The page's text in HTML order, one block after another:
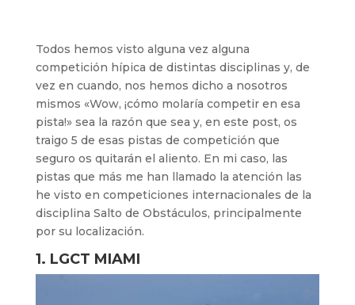
Todos hemos visto alguna vez alguna
competición hípica de distintas disciplinas y, de
vez en cuando, nos hemos dicho a nosotros
mismos «Wow, ¡cómo molaría competir en esa
pista!» sea la razón que sea y, en este post, os
traigo 5 de esas pistas de competición que
seguro os quitarán el aliento. En mi caso, las
pistas que más me han llamado la atención las
he visto en competiciones internacionales de la
disciplina Salto de Obstáculos, principalmente
por su localización.
1. LGCT MIAMI